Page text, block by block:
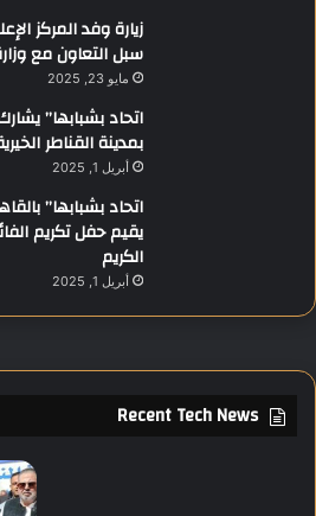
زيارة وفد المركز
سبل التعاون مع
مايو 23, 2025
اتحاد بشبابها”
بمدينة القناطر
أبريل 1, 2025
اتحاد بشبابها”
يقيم حفل تكريم
الكريم
أبريل 1, 2025
Recent Tech News